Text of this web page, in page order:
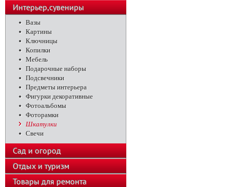
Интерьер,сувениры
Вазы
Картины
Ключницы
Копилки
Мебель
Подарочные наборы
Подсвечники
Предметы интерьера
Фигурки декоративные
Фотоальбомы
Фоторамки
Шкатулки
Свечи
Сад и огород
Отдых и туризм
Товары для ремонта